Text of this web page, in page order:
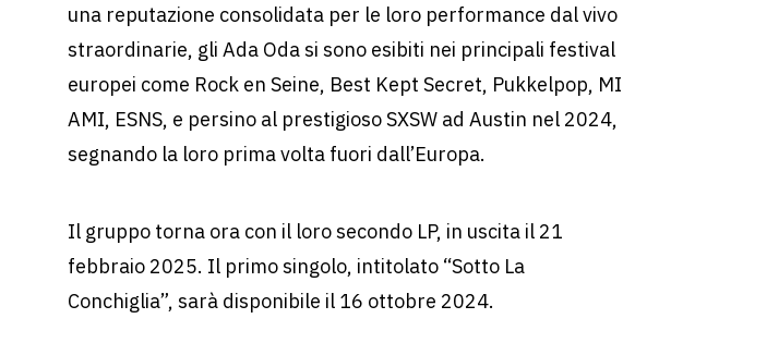
una reputazione consolidata per le loro performance dal vivo
straordinarie, gli Ada Oda si sono esibiti nei principali festival
europei come Rock en Seine, Best Kept Secret, Pukkelpop, MI
AMI, ESNS, e persino al prestigioso SXSW ad Austin nel 2024,
segnando la loro prima volta fuori dall’Europa.
Il gruppo torna ora con il loro secondo LP, in uscita il 21
febbraio 2025. Il primo singolo, intitolato “Sotto La
Conchiglia”, sarà disponibile il 16 ottobre 2024.